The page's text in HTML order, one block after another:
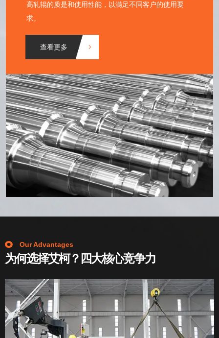
高轧辊的质是和使用性能，以满足不同客户的使用要
求。
查看更多
Our Advantages
为何选择艾柯？四大核心竞争力